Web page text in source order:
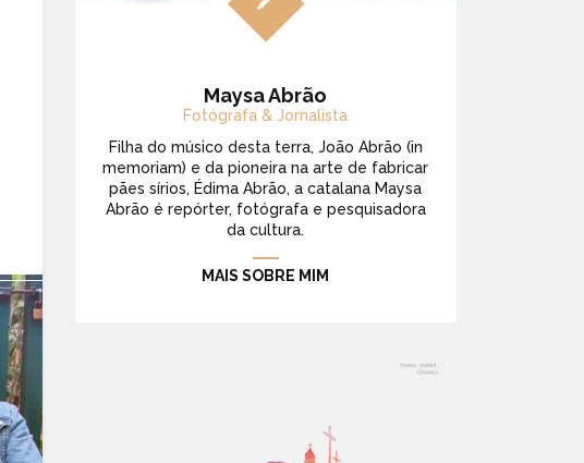
Maysa Abrão
Fotógrafa & Jornalista
Filha do músico desta terra, João Abrão (in
memoriam) e da pioneira na arte de fabricar
pães sírios, Édima Abrão, a catalana Maysa
Abrão é repórter, fotógrafa e pesquisadora
da cultura.
MAIS SOBRE MIM